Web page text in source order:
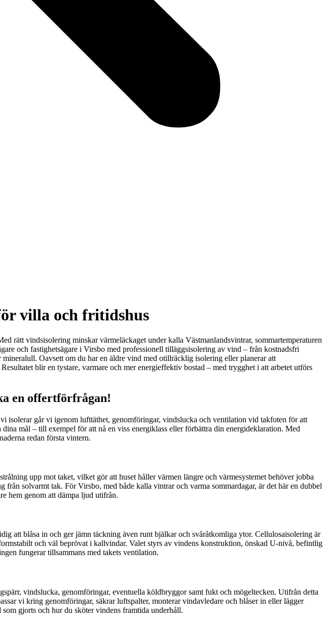
villa och fritidshus
rätt vindsisolering minskar värmeläckaget under kalla Västmanlandsvintrar, sommartemperaturen
och fastighetsägare i Virsbo med professionell tilläggsisolering av vind – från kostnadsfri
Oavsett om du har en äldre vind med otillräcklig isolering eller planerar att
blir en tystare, varmare och mer energieffektiv bostad – med trygghet i att arbetet utförs
en offertförfrågan!
isolerar går vi igenom lufttäthet, genomföringar, vindslucka och ventilation vid takfoten för att
mål – till exempel för att nå en viss energiklass eller förbättra din energideklaration. Med
redan första vintern.
upp mot taket, vilket gör att huset håller värmen längre och värmesystemet behöver jobba
solvarmt tak. För Virsbo, med både kalla vintrar och varma sommardagar, är det här en dubbel
hem genom att dämpa ljud utifrån.
att blåsa in och ger jämn täckning även runt bjälkar och svåråtkomliga ytor. Cellulosaisolering är
och väl beprövat i kallvindar. Valet styrs av vindens konstruktion, önskad U‑nivå, befintlig
fungerar tillsammans med takets ventilation.
vindslucka, genomföringar, eventuella köldbryggor samt fukt och mögeltecken. Utifrån detta
vi kring genomföringar, säkrar luftspalter, monterar vindavledare och blåser in eller lägger
gjorts och hur du sköter vindens framtida underhåll.